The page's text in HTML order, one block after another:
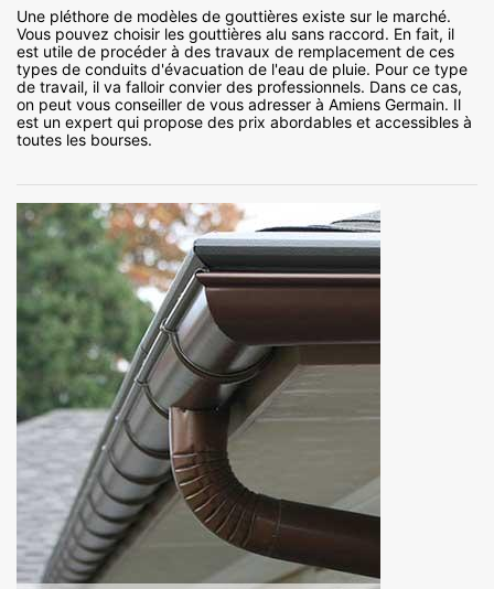
Une pléthore de modèles de gouttières existe sur le marché.
Vous pouvez choisir les gouttières alu sans raccord. En fait, il
est utile de procéder à des travaux de remplacement de ces
types de conduits d'évacuation de l'eau de pluie. Pour ce type
de travail, il va falloir convier des professionnels. Dans ce cas,
on peut vous conseiller de vous adresser à Amiens Germain. Il
est un expert qui propose des prix abordables et accessibles à
toutes les bourses.